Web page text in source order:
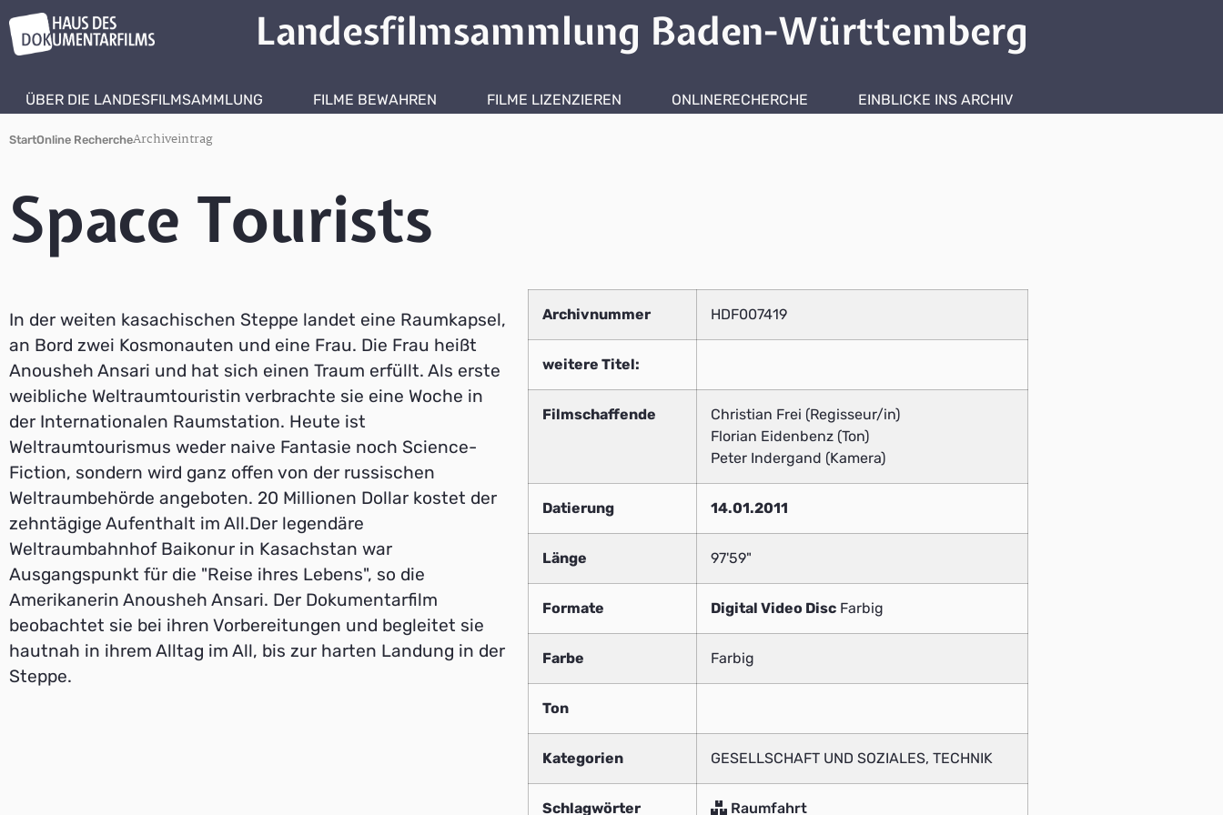
Landesfilmsammlung Baden-Württemberg
ÜBER DIE LANDESFILMSAMMLUNG FILME BEWAHREN FILME LIZENZIEREN ONLINERECHERCHE EINBLICKE INS ARCHIV
StartOnline RechercheArchiveintrag
Space Tourists
In der weiten kasachischen Steppe landet eine Raumkapsel,
an Bord zwei Kosmonauten und eine Frau. Die Frau heißt
Anousheh Ansari und hat sich einen Traum erfüllt. Als erste
weibliche Weltraumtouristin verbrachte sie eine Woche in
der Internationalen Raumstation. Heute ist
Weltraumtourismus weder naive Fantasie noch Science-
Fiction, sondern wird ganz offen von der russischen
Weltraumbehörde angeboten. 20 Millionen Dollar kostet der
zehntägige Aufenthalt im All.Der legendäre
Weltraumbahnhof Baikonur in Kasachstan war
Ausgangspunkt für die "Reise ihres Lebens", so die
Amerikanerin Anousheh Ansari. Der Dokumentarfilm
beobachtet sie bei ihren Vorbereitungen und begleitet sie
hautnah in ihrem Alltag im All, bis zur harten Landung in der
Steppe.
Archivnummer HDF007419
weitere Titel:
Filmschaffende
Christian Frei (Regisseur/in)
Florian Eidenbenz (Ton)
Peter Indergand (Kamera)
Datierung 14.01.2011
Länge 97'59"
Formate Digital Video Disc Farbig
Farbe Farbig
Ton
Kategorien GESELLSCHAFT UND SOZIALES, TECHNIK
Schlagwörter Raumfahrt